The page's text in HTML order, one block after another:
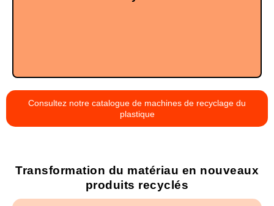
Consultez notre catalogue de machines de recyclage du
plastique
Transformation du matériau en nouveaux
produits recyclés